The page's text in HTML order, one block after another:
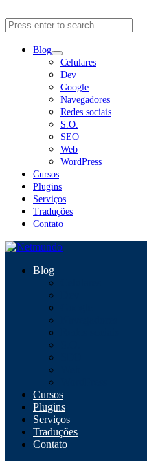
Blog
Celulares
Dev
Google
Navegadores
Redes sociais
S.O.
SEO
Web
WordPress
Cursos
Plugins
Serviços
Traduções
Contato
Blog
Cursos
Plugins
Serviços
Traduções
Contato